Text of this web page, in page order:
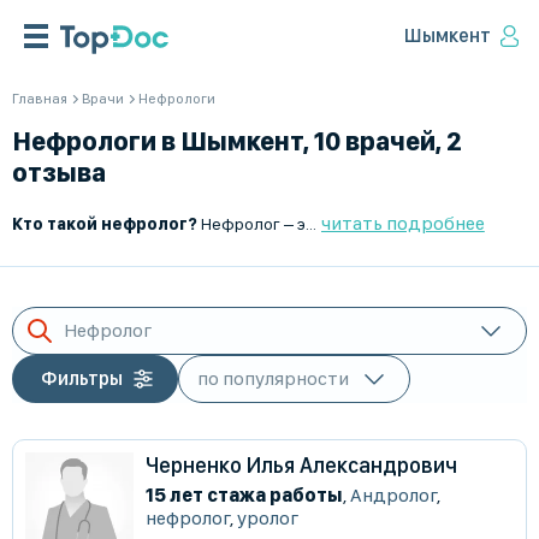
Шымкент
Главная Врачи Нефрологи
Нефрологи в Шымкент, 10 врачей, 2
отзыва
Кто такой нефролог?Нефролог – это врач, который занимается диагностикой, лечением и профилактикой заболеваний почек. Он контролирует работу мочевыделительной системы, выявляет патологии почек на ранних стадиях и помогает предотвращать осложнения, связанные с хроническими заболеваниями. читать подробнее
Нефролог
Фильтры
Черненко Илья Александрович
15 лет стажа работы,Андролог,
нефролог,уролог